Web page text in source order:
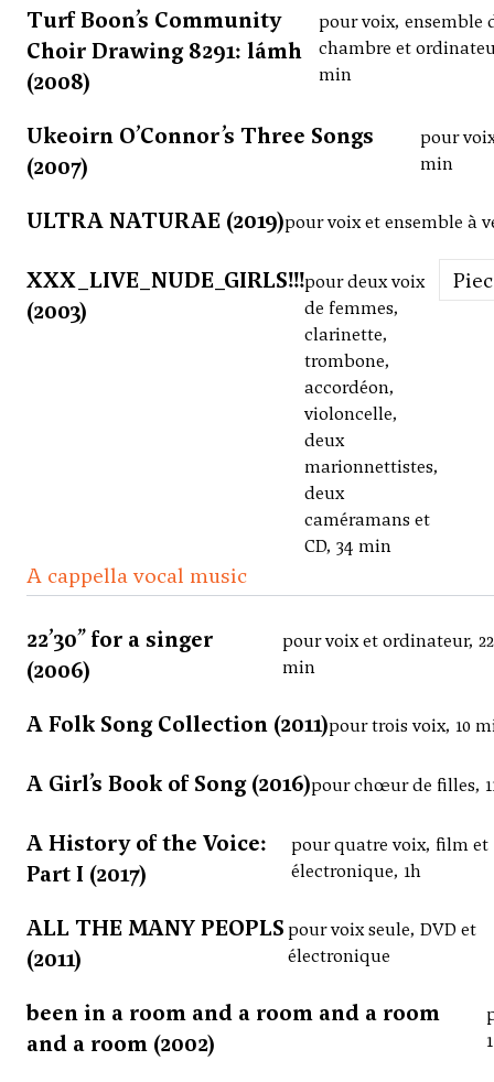
Turf Boon’s Community
Choir Drawing 8291: lámh
(2008)
pour voix, ensemble
chambre et
min
Ukeoirn O’Connor’s Three Songs
(2007)
pour
min
ULTRA NATURAE (2019)pour voix et ensemble à
XXX_LIVE_NUDE_GIRLS!!!
(2003)
pour deux voix
de femmes,
clarinette,
trombone,
accordéon,
violoncelle,
deux
marionnettistes,
deux
caméramans et
CD, 34 min
A cappella vocal music
22’30” for a singer
(2006)
pour voix et ordinateur, 22
min
A Folk Song Collection (2011)pour trois voix, 10
A Girl’s Book of Song (2016)pour chœur de filles,
A History of the Voice:
Part I (2017)
pour quatre voix, film et
électronique, 1h
ALL THE MANY PEOPLS
(2011)
pour voix seule, DVD et
électronique
been in a room and a room and a room
and a room (2002)